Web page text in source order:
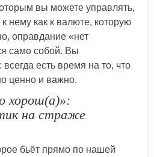
вы можете управлять,
нему как к валюте, которую
оправдание «нет
само собой. Вы
есть время на то, что
ценно и важно.
хорош(а)»:
на страже
бьёт прямо по нашей